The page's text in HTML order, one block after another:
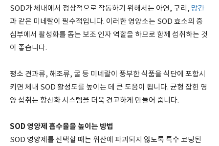
SOD가 체내에서 정상적으로 작동하기 위해서는 아연, 구리, 망간
과 같은 미네랄이 필수적입니다. 이러한 영양소는 SOD 효소의 중
심부에서 활성화를 돕는 보조 인자 역할을 하므로 함께 섭취하는 것
이 좋습니다.
평소 견과류, 해조류, 굴 등 미네랄이 풍부한 식품을 식단에 포함시
키면 체내 SOD 활성도를 높이는 데 큰 도움이 됩니다. 균형 잡힌 영
양 섭취는 항산화 시스템을 더욱 견고하게 만들어 줍니다.
SOD 영양제 흡수율을 높이는 방법
SOD 영양제를 선택할 때는 위산에 파괴되지 않도록 특수 코팅된